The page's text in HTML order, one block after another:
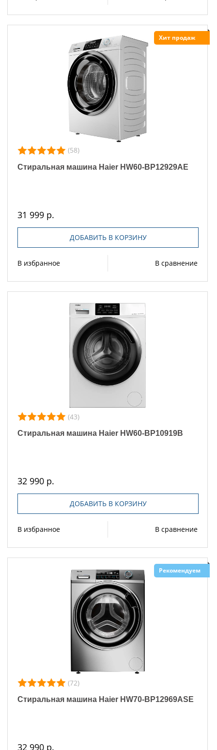
Хит продаж
(58)
Стиральная машина Haier HW60-BP12929AE
31 999 р.
ДОБАВИТЬ В КОРЗИНУ
В избранное В сравнение
(43)
Стиральная машина Haier HW60-BP10919B
32 990 р.
ДОБАВИТЬ В КОРЗИНУ
В избранное В сравнение
Рекомендуем
(72)
Стиральная машина Haier HW70-BP12969ASE
32 990 р.